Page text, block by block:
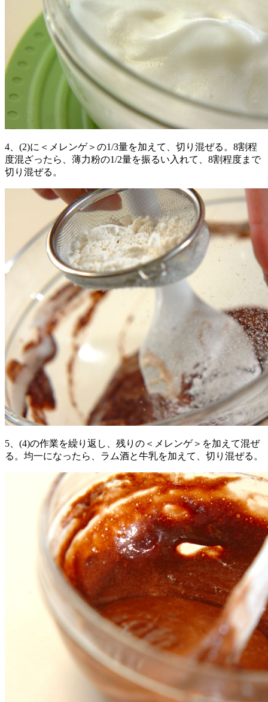
4、(2)に＜メレンゲ＞の1/3量を加えて、切り混ぜる。8割程
度混ざったら、薄力粉の1/2量を振るい入れて、8割程度まで
切り混ぜる。
5、(4)の作業を繰り返し、残りの＜メレンゲ＞を加えて混ぜ
る。均一になったら、ラム酒と牛乳を加えて、切り混ぜる。